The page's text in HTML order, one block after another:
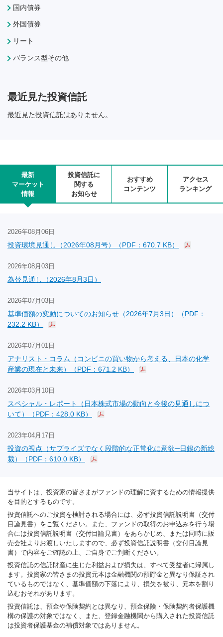
国内債券
外国債券
リート
バランス型その他
最近見た投資信託
最近見た投資信託はありません。
最新
マーケット
情報
投資信託に
関する
お知らせ
おすすめ
コンテンツ
アクセス
ランキング
2026年08月06日
投資環境見通し（2026年08月号）（PDF：670.7 KB）
2026年08月03日
為替見通し（2026年8月3日）
2026年07月03日
基準価額の変動についてのお知らせ（2026年7月3日）（PDF：
232.2 KB）
2026年07月01日
アナリスト・コラム（コンビニの買い物から考える、日本の化学
産業の現在と未来）（PDF：671.2 KB）
2026年03月10日
スペシャル・レポート（日本株式市場の動向と今後の見通しにつ
いて）（PDF：428.0 KB）
2023年04月17日
投資の視点（サプライズでなく段階的な正常化に意欲─日銀の新総
裁）（PDF：610.0 KB）
当サイトは、投資家の皆さまがファンドの理解に資するための情報提供
を目的とするものです。
投資信託へのご投資を検討される場合には、必ず投資信託説明書（交付
目論見書）をご覧ください。また、ファンドの取得のお申込みを行う場
合には投資信託説明書（交付目論見書）をあらかじめ、または同時に販
売会社よりお渡しいたしますので、必ず投資信託説明書（交付目論見
書）で内容をご確認の上、ご自身でご判断ください。
投資信託の信託財産に生じた利益および損失は、すべて受益者に帰属し
ます。投資家の皆さまの投資元本は金融機関の預貯金と異なり保証され
ているものではなく、基準価額の下落により、損失を被り、元本を割り
込むおそれがあります。
投資信託は、預金や保険契約とは異なり、預金保険・保険契約者保護機
構の保護の対象ではなく、また、登録金融機関から購入された投資信託
は投資者保護基金の補償対象ではありません。